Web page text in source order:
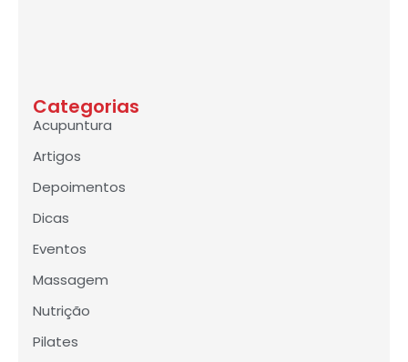
Categorias
Acupuntura
Artigos
Depoimentos
Dicas
Eventos
Massagem
Nutrição
Pilates